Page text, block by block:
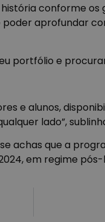
conforme
aprofundar
portfólio e
e alunos,
lado”,
achas que a
em regime